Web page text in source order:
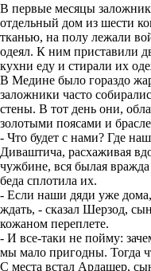
В первые месяцы
отдельный дом из шести
тканью, на полу лежали
одеял. К ним приставили
кухни еду и стирали их
В Медине было гораздо
заложники часто
стены. В тот день они,
золотыми поясами и
- Что будет с нами? Где
Диваштича, расхаживая
чужбине, вся былая
беда сплотила их.
- Если наши дяди уже
ждать, - сказал Шерзод,
кожаном переплете.
- И все-таки не пойму:
мы мало пригодны. Тогда
С места встал Ардашер,